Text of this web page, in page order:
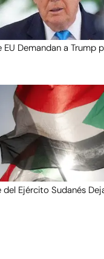
Demandan a Trump
del Ejército Sudanés